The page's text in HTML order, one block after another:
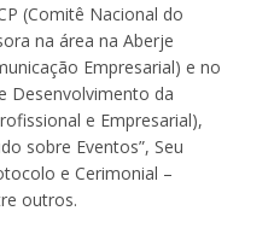
(Comitê Nacional do
na área na Aberje
Empresarial) e no
Desenvolvimento da
e Empresarial),
sobre Eventos”, Seu
e Cerimonial –
outros.